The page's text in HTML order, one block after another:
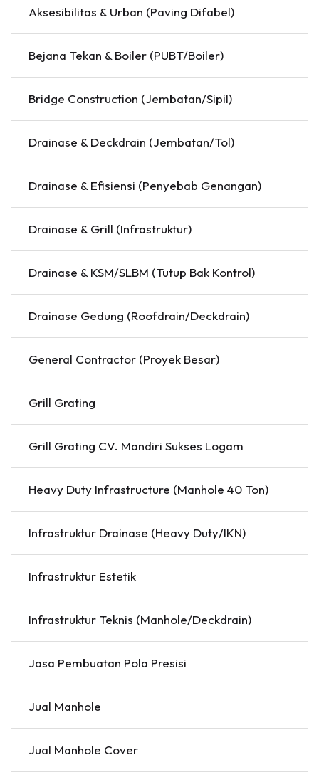
Aksesibilitas & Urban (Paving Difabel)
Bejana Tekan & Boiler (PUBT/Boiler)
Bridge Construction (Jembatan/Sipil)
Drainase & Deckdrain (Jembatan/Tol)
Drainase & Efisiensi (Penyebab Genangan)
Drainase & Grill (Infrastruktur)
Drainase & KSM/SLBM (Tutup Bak Kontrol)
Drainase Gedung (Roofdrain/Deckdrain)
General Contractor (Proyek Besar)
Grill Grating
Grill Grating CV. Mandiri Sukses Logam
Heavy Duty Infrastructure (Manhole 40 Ton)
Infrastruktur Drainase (Heavy Duty/IKN)
Infrastruktur Estetik
Infrastruktur Teknis (Manhole/Deckdrain)
Jasa Pembuatan Pola Presisi
Jual Manhole
Jual Manhole Cover